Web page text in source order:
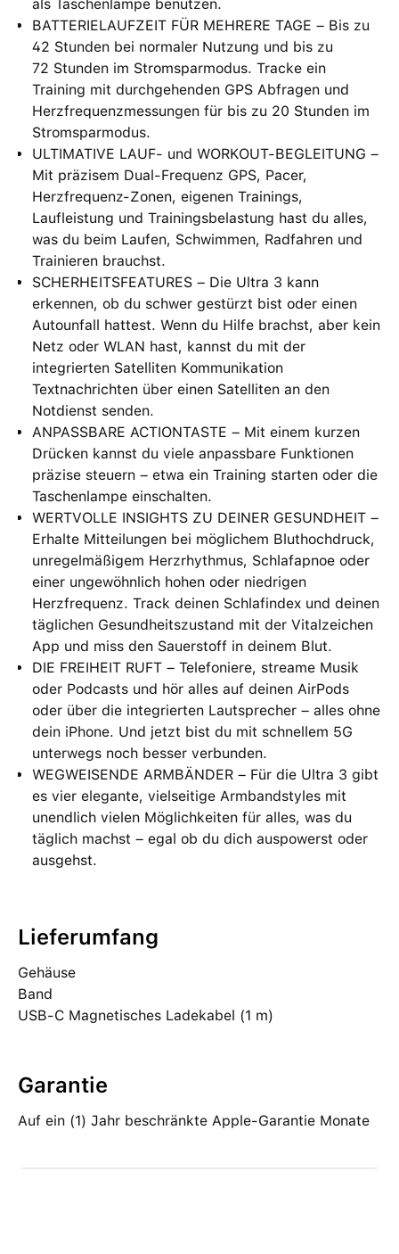
als Taschenlampe benutzen.
BATTERIELAUFZEIT FÜR MEHRERE TAGE – Bis zu
42 Stunden bei normaler Nutzung und bis zu
72 Stunden im Stromsparmodus. Tracke ein
Training mit durchgehenden GPS Abfragen und
Herzfrequenzmessungen für bis zu 20 Stunden im
Stromsparmodus.
ULTIMATIVE LAUF- und WORKOUT-BEGLEITUNG –
Mit präzisem Dual‑Frequenz GPS, Pacer,
Herzfrequenz-Zonen, eigenen Trainings,
Laufleistung und Trainingsbelastung hast du alles,
was du beim Laufen, Schwimmen, Radfahren und
Trainieren brauchst.
SCHERHEITSFEATURES – Die Ultra 3 kann
erkennen, ob du schwer gestürzt bist oder einen
Autounfall hattest. Wenn du Hilfe brachst, aber kein
Netz oder WLAN hast, kannst du mit der
integrierten Satelliten Kommunikation
Textnachrichten über einen Satelliten an den
Notdienst senden.
ANPASSBARE ACTIONTASTE – Mit einem kurzen
Drücken kannst du viele anpassbare Funktionen
präzise steuern – etwa ein Training starten oder die
Taschenlampe einschalten.
WERTVOLLE INSIGHTS ZU DEINER GESUNDHEIT –
Erhalte Mitteilungen bei möglichem Bluthochdruck,
unregelmäßigem Herzrhythmus, Schlafapnoe oder
einer ungewöhnlich hohen oder niedrigen
Herzfrequenz. Track deinen Schlafindex und deinen
täglichen Gesundheitszustand mit der Vitalzeichen
App und miss den Sauerstoff in deinem Blut.
DIE FREIHEIT RUFT – Telefoniere, streame Musik
oder Podcasts und hör alles auf deinen AirPods
oder über die integrierten Lautsprecher – alles ohne
dein iPhone. Und jetzt bist du mit schnellem 5G
unterwegs noch besser verbunden.
WEGWEISENDE ARMBÄNDER – Für die Ultra 3 gibt
es vier elegante, vielseitige Armbandstyles mit
unendlich vielen Möglichkeiten für alles, was du
täglich machst – egal ob du dich auspowerst oder
ausgehst.
Lieferumfang
Gehäuse
Band
USB-C Magnetisches Ladekabel (1 m)
Garantie
Auf ein (1) Jahr beschränkte Apple-Garantie Monate